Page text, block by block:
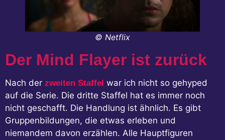
© Netflix
Der Mind Flayer ist zurück
Nach der zweiten Staffel war ich nicht so gehyped
auf die Serie. Die dritte Staffel hat es immer noch
nicht geschafft. Die Handlung ist ähnlich. Es gibt
Gruppenbildungen, die etwas erleben und
niemandem davon erzählen. Alle Hauptfiguren